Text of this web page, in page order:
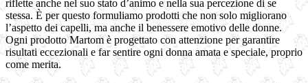
riflette anche nel suo stato d’animo e nella sua percezione di se
stessa. È per questo formuliamo prodotti che non solo migliorano
l’aspetto dei capelli, ma anche il benessere emotivo delle donne.
Ogni prodotto Martom è progettato con attenzione per garantire
risultati eccezionali e far sentire ogni donna amata e speciale, proprio
come merita.